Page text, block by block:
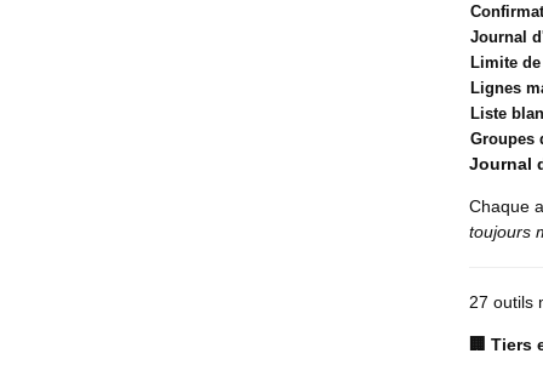
Journal
Limite
Lignes
Liste
Groupes
Journal
Chaque
toujours
27 outils
🏢